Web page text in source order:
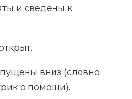
и сведены к
вниз (словно
о помощи).